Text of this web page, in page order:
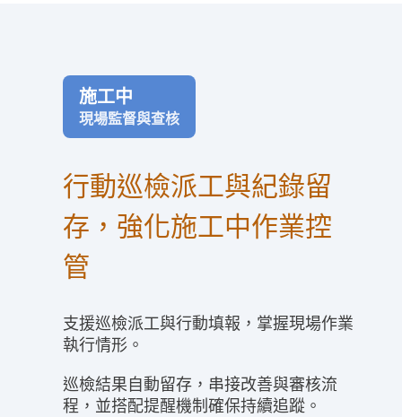
施工中
現場監督與查核
行動巡檢派工與紀錄留
存，強化施工中作業控
管
支援巡檢派工與行動填報，掌握現場作業
執行情形。
巡檢結果自動留存，串接改善與審核流
程，並搭配提醒機制確保持續追蹤。